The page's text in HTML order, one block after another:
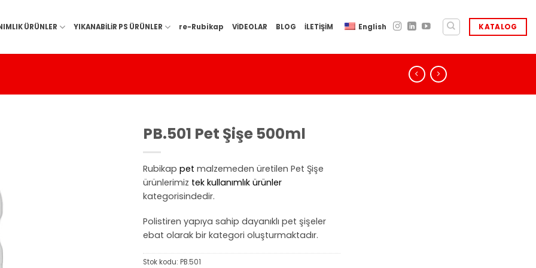
ÜRÜNLER YIKANABİLİR PS ÜRÜNLER re-Rubikap VİDEOLAR BLOG İLETİŞİM English KATALOG
PB.501 Pet Şişe 500ml
Rubikap pet malzemeden üretilen Pet Şişe
ürünlerimiz tek kullanımlık ürünler
kategorisindedir.
Polistiren yapıya sahip dayanıklı pet şişeler
ebat olarak bir kategori oluşturmaktadır.
Stok kodu: PB.501